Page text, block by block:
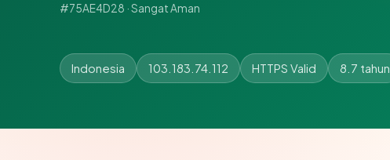
#75AE4D28 · Sangat Aman
Indonesia 103.183.74.112 HTTPS Valid 8.7 tahun